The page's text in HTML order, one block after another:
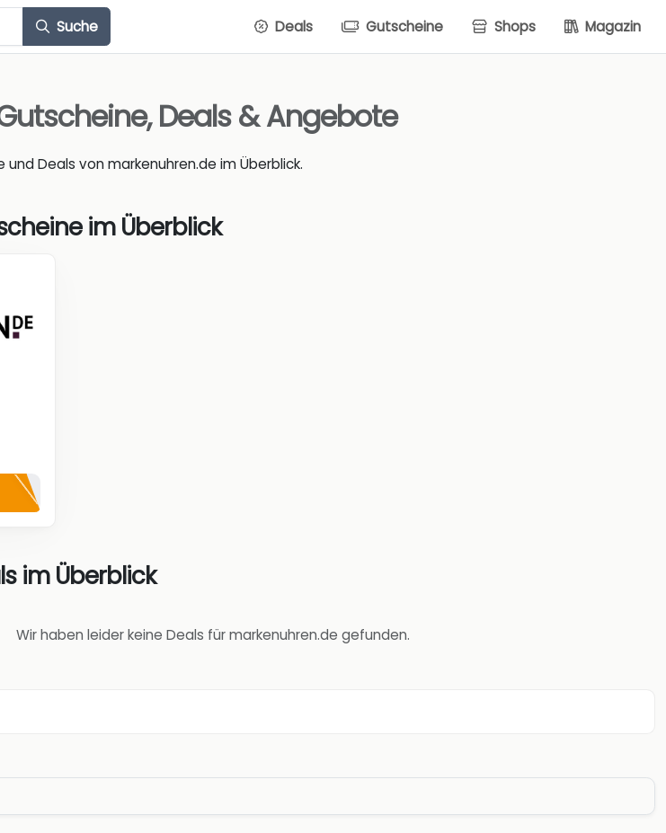
Suche Deals Gutscheine Shops Magazin
Deals & Angebote
Deals von markenuhren.de im Überblick.
im Überblick
im Überblick
Wir haben leider keine Deals für markenuhren.de gefunden.